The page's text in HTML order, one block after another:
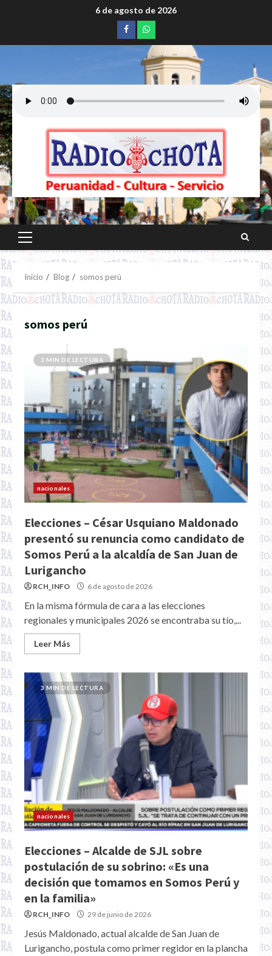
6 de agosto de 2026
Facebookwhatsapp
Menú
principal
Inicio Blog somos perú
somos perú
3 MIN DE LECTURA
nacionales
Elecciones – César Usquiano Maldonado
presentó su renuncia como candidato de
Somos Perú a la alcaldía de San Juan de
Lurigancho
RCH_INFO 6 de agosto de 2026
En la misma fórmula de cara a las elecciones
regionales y municipales 2026 se encontraba su tío,...
Leer Más
3 MIN DE LECTURA
nacionales
Elecciones – Alcalde de SJL sobre
postulación de su sobrino: «Es una
decisión que tomamos en Somos Perú y
en la familia»
RCH_INFO 29 de junio de 2026
Jesús Maldonado, actual alcalde de San Juan de
Lurigancho, postula como primer regidor en la plancha